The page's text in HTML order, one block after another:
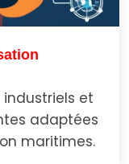
et
adaptées
maritimes.